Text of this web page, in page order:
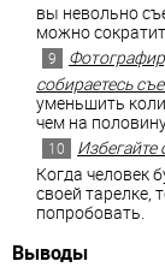
вы невольно
можно
собираетесь
уменьшить
чем на
Когда человек
своей тарелке,
попробовать.
Выводы